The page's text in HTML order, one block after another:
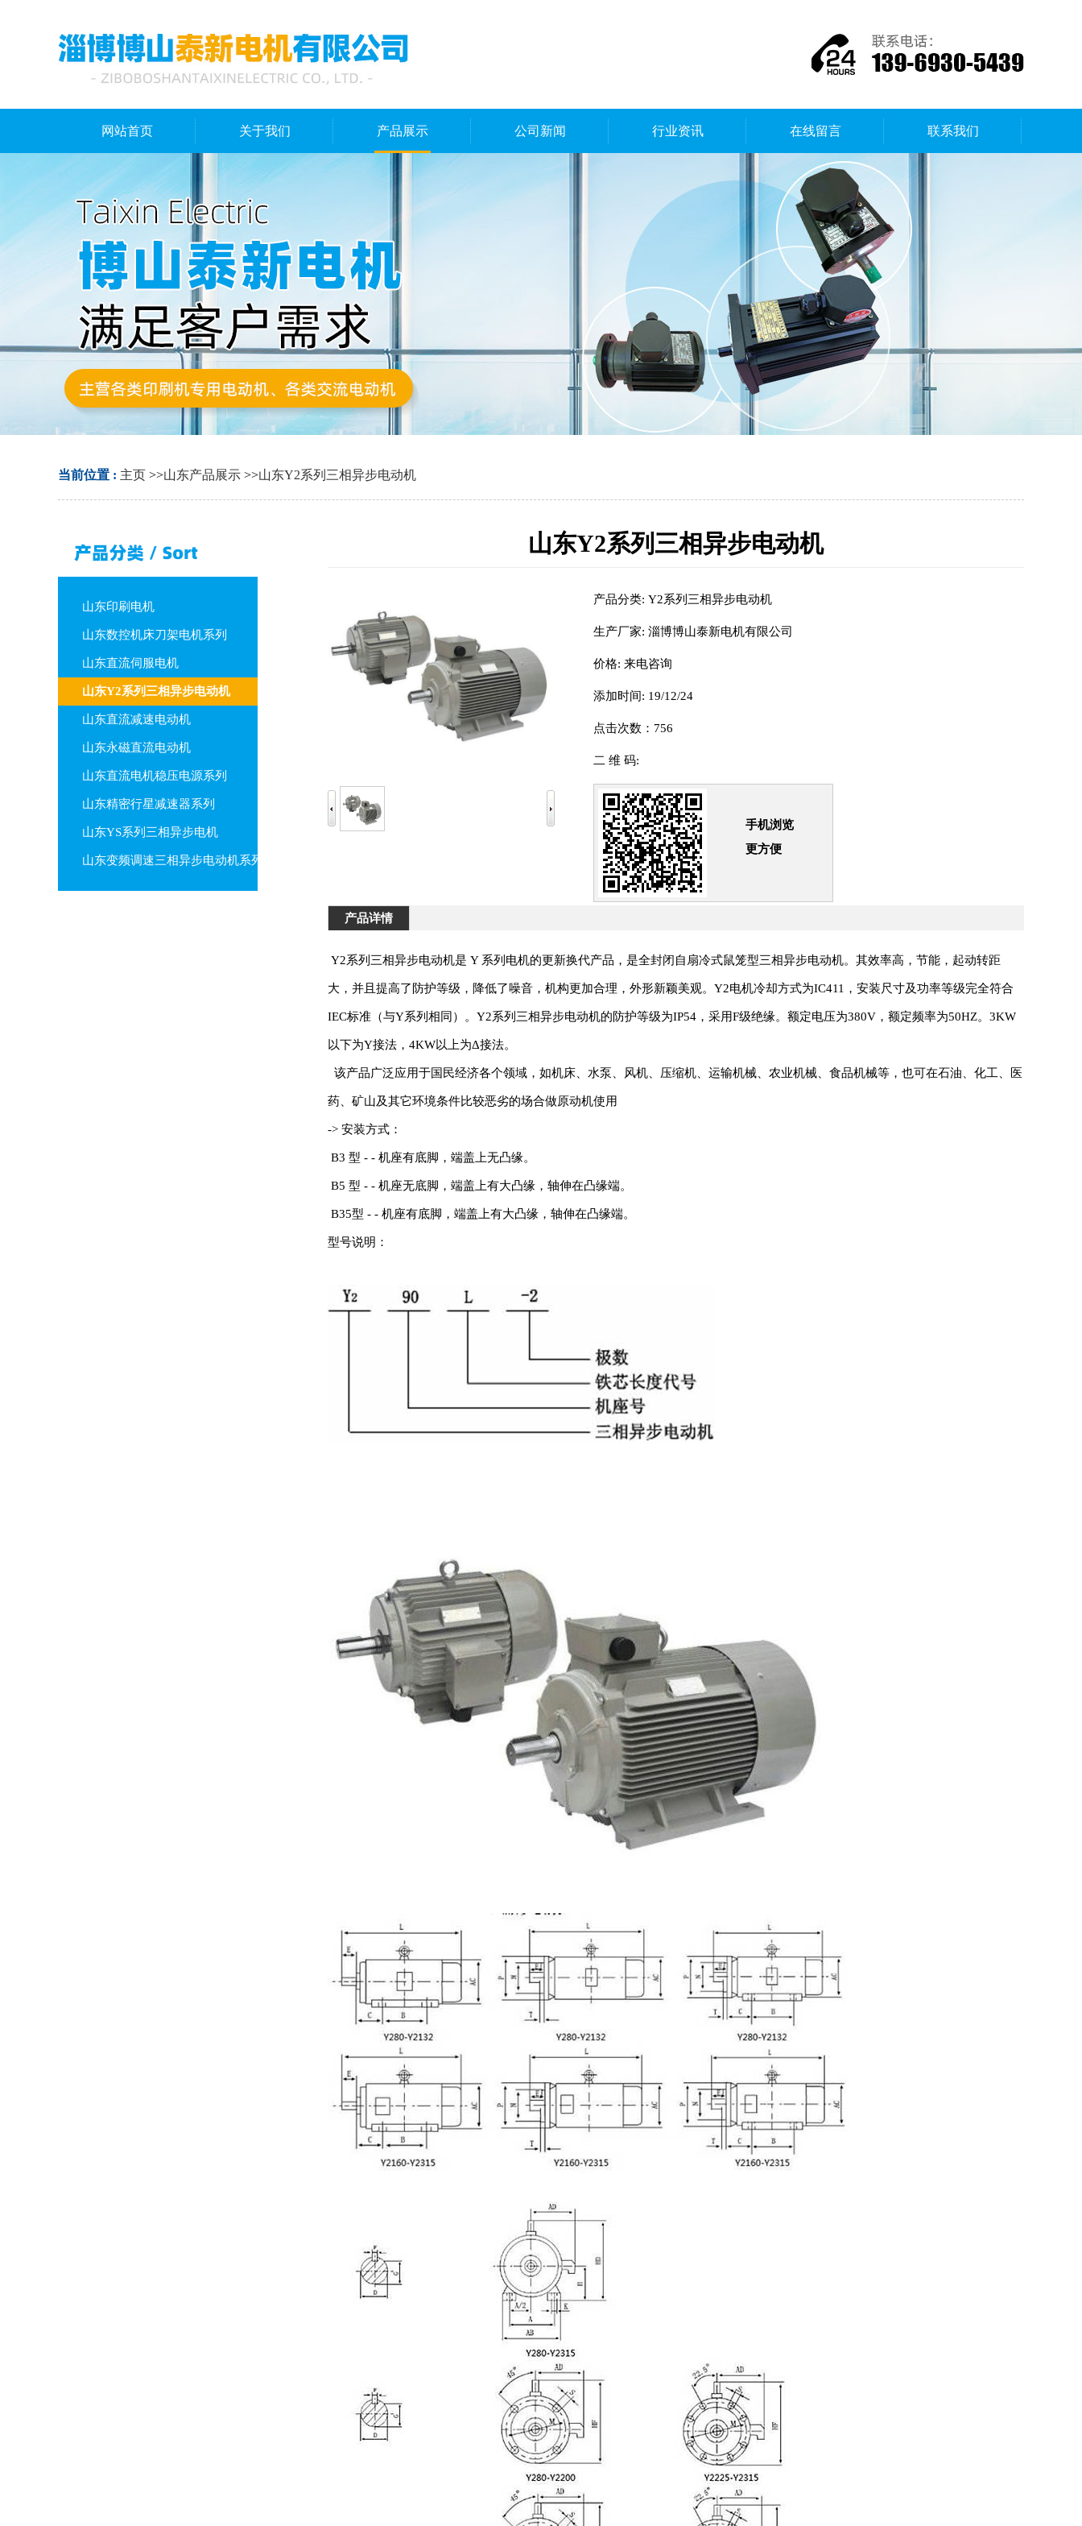
网站首页 关于我们 产品展示 公司新闻 行业资讯 在线留言 联系我们
当前位置 : 主页 >>山东产品展示 >>山东Y2系列三相异步电动机
山东印刷电机
山东数控机床刀架电机系列
山东直流伺服电机
山东Y2系列三相异步电动机
山东直流减速电动机
山东永磁直流电动机
山东直流电机稳压电源系列
山东精密行星减速器系列
山东YS系列三相异步电机
山东变频调速三相异步电动机系列
山东Y2系列三相异步电动机
产品分类: Y2系列三相异步电动机
生产厂家: 淄博博山泰新电机有限公司
价格: 来电咨询
添加时间: 19/12/24
点击次数： 756
二 维 码:
手机浏览
更方便
产品详情
Y2系列三相异步电动机是 Y 系列电机的更新换代产品，是全封闭自扇冷式鼠笼型三相异步电动机。其效率高，节能，起动转距
大，并且提高了防护等级，降低了噪音，机构更加合理，外形新颖美观。Y2电机冷却方式为IC411，安装尺寸及功率等级完全符合
IEC标准（与Y系列相同）。Y2系列三相异步电动机的防护等级为IP54，采用F级绝缘。额定电压为380V，额定频率为50HZ。3KW
以下为Y接法，4KW以上为Δ接法。
该产品广泛应用于国民经济各个领域，如机床、水泵、风机、压缩机、运输机械、农业机械、食品机械等，也可在石油、化工、医
药、矿山及其它环境条件比较恶劣的场合做原动机使用
-> 安装方式：
B3 型 - - 机座有底脚，端盖上无凸缘。
B5 型 - - 机座无底脚，端盖上有大凸缘，轴伸在凸缘端。
B35型 - - 机座有底脚，端盖上有大凸缘，轴伸在凸缘端。
型号说明：